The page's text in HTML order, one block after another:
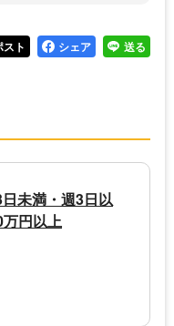
スト シェア 送る
未満・週3日以
円以上